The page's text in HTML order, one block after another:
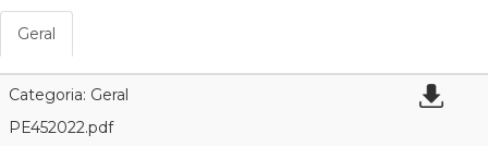
Geral
Categoria: Geral
PE452022.pdf